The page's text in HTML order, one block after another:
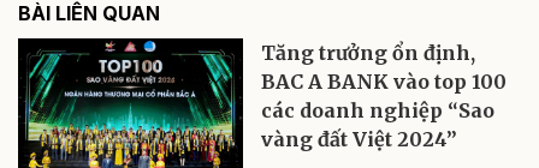
BÀI LIÊN QUAN
Tăng trưởng ổn định,
BAC A BANK vào top 100
các doanh nghiệp “Sao
vàng đất Việt 2024”